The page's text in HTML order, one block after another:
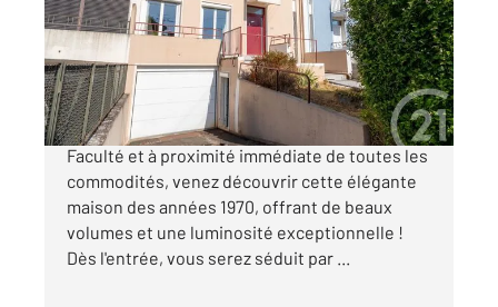
Maison à vendre
275 000 €
ALBI Centre-ville. à seulement 2 minutes de la
Faculté et à proximité immédiate de toutes les
commodités, venez découvrir cette élégante
maison des années 1970, offrant de beaux
volumes et une luminosité exceptionnelle !
Dès l'entrée, vous serez séduit par ...